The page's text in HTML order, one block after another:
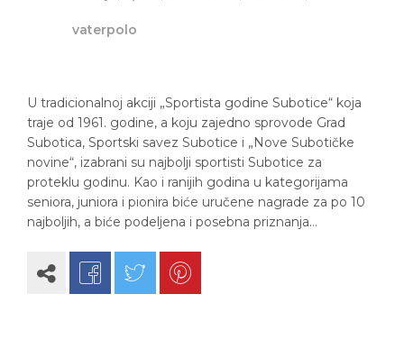
vaterpolo
U tradicionalnoj akciji „Sportista godine Subotice“ koja
traje od 1961. godine, a koju zajedno sprovode Grad
Subotica, Sportski savez Subotice i „Nove Subotičke
novine“, izabrani su najbolji sportisti Subotice za
proteklu godinu. Kao i ranijih godina u kategorijama
seniora, juniora i pionira biće uručene nagrade za po 10
najboljih, a biće podeljena i posebna priznanja…